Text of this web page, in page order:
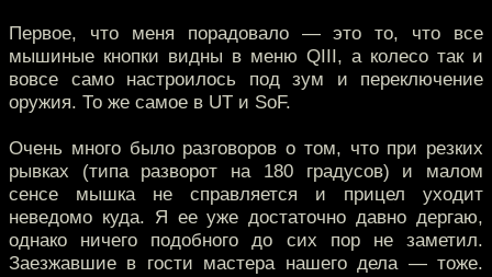
Первое, что меня порадовало — это то, что все
мышиные кнопки видны в меню QIII, а колесо так и
вовсе само настроилось под зум и переключение
оружия. То же самое в UT и SoF.
Очень много было разговоров о том, что при резких
рывках (типа разворот на 180 градусов) и малом
сенсе мышка не справляется и прицел уходит
неведомо куда. Я ее уже достаточно давно дергаю,
однако ничего подобного до сих пор не заметил.
Заезжавшие в гости мастера нашего дела — тоже.